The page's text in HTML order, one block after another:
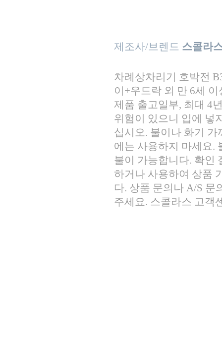
제조사/브렌드 스콜라
차례상차리기 호박전
이+우드락 외 만 6세
제품 출고일부, 최대 4
위험이 있으니 입에 넣
십시오. 불이나 화기
에는 사용하지 마세요.
불이 가능합니다. 확인
하거나 사용하여 상품
다. 상품 문의나 A/S 문
주세요. 스콜라스 고객